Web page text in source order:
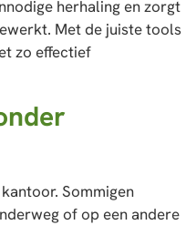
herhaling en zorgt
Met de juiste tools
zo effectief
Sommigen
of op een andere